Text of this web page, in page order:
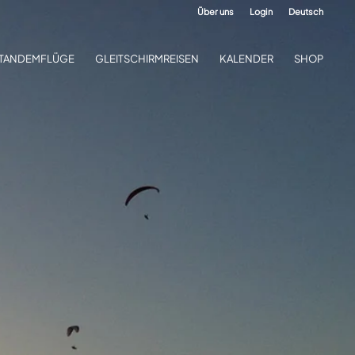
Über uns Login Deutsch
GLEITSCHIRMREISEN KALENDER SHOP